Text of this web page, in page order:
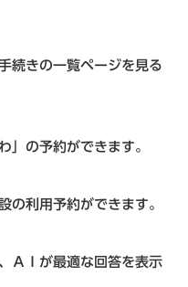
続きの一覧ページを見る
」の予約ができます。
の利用予約ができます。
ＡＩが最適な回答を表示